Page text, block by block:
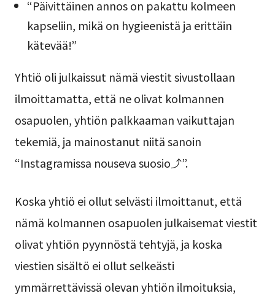
“Päivittäinen annos on pakattu kolmeen
kapseliin, mikä on hygieenistä ja erittäin
kätevää!”
Yhtiö oli julkaissut nämä viestit sivustollaan
ilmoittamatta, että ne olivat kolmannen
osapuolen, yhtiön palkkaaman vaikuttajan
tekemiä, ja mainostanut niitä sanoin
“Instagramissa nouseva suosio⤴”.
Koska yhtiö ei ollut selvästi ilmoittanut, että
nämä kolmannen osapuolen julkaisemat viestit
olivat yhtiön pyynnöstä tehtyjä, ja koska
viestien sisältö ei ollut selkeästi
ymmärrettävissä olevan yhtiön ilmoituksia,